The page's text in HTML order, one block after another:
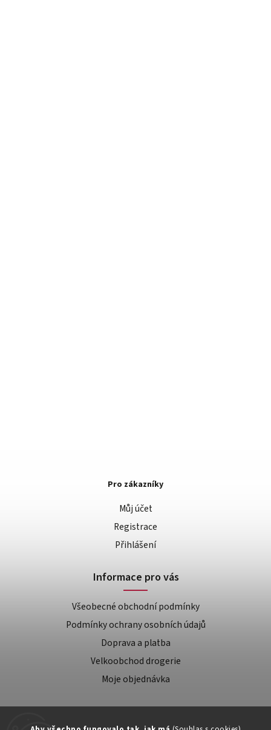
Pro zákazníky
Můj účet
Registrace
Přihlášení
Informace pro vás
Všeobecné obchodní podmínky
Podmínky ochrany osobních údajů
Doprava a platba
Velkoobchod drogerie
Moje objednávka